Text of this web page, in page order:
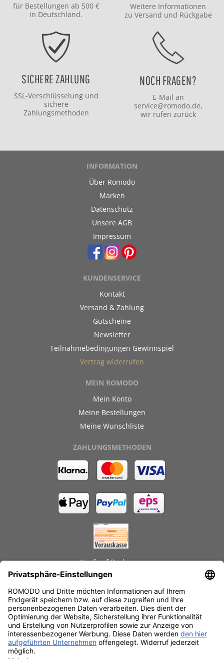
für Bestellungen ab 500 €
in Deutschland.
Weitere Informationen
zu Versand und Rückgabe
SICHERE ZAHLUNG
SSL-Verschlüsselung und
sichere
Zahlungsmethoden
NOCH FRAGEN?
E-Mail an
service@romodo.de,
wir rufen zurück
INFORMATION
Über Romodo
Marken
Datenschutz
Unsere AGB
Impressum
KUNDENSERVICE
Kontakt
Versand & Zahlung
Gutscheine
Newsletter
Teilnahmebedingungen Gewinnspiel
Vertrag widerrufen
MEIN ROMODO
Mein Konto
Meine Bestellungen
Meine Wunschliste
ZAHLUNGSMETHODEN
Kauf auf Rechnung
Schnelle Lieferzeiten
Käuferschutz
Datenschutz
SSL-Verschlüsselung